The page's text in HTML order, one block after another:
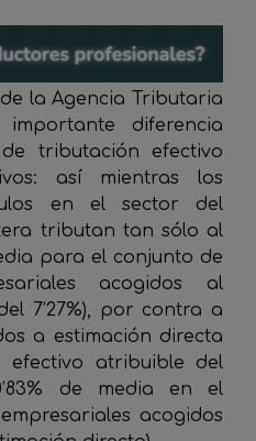
la Agencia Tributaria
diferencia
tributación efectivo
así mientras los
en el sector del
tributan tan sólo al
para el conjunto de
acogidos al
7’27%), por contra a
a estimación directa
atribuible del
de media en el
acogidos